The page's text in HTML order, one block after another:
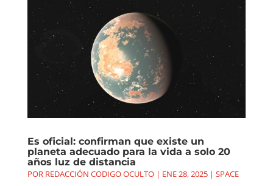
Es oficial: confirman que existe un
planeta adecuado para la vida a solo 20
años luz de distancia
POR REDACCIÓN CODIGO OCULTO| ENE 28, 2025| SPACE